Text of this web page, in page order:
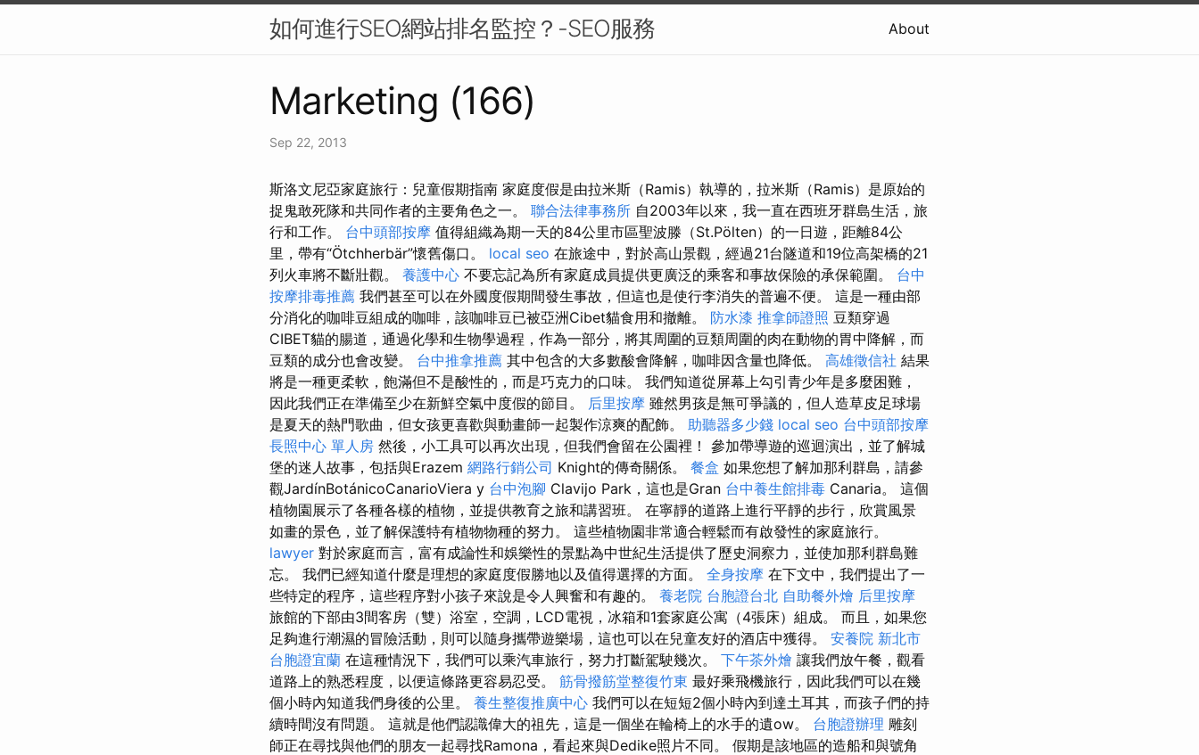
如何進行SEO網站排名監控？-SEO服務 About
Marketing (166)
Sep 22, 2013
斯洛文尼亞家庭旅行：兒童假期指南 家庭度假是由拉米斯（Ramis）執導的，拉米斯（Ramis）是原始的
捉鬼敢死隊和共同作者的主要角色之一。 聯合法律事務所 自2003年以來，我一直在西班牙群島生活，旅
行和工作。 台中頭部按摩 值得組織為期一天的84公里市區聖波滕（St.Pölten）的一日遊，距離84公
里，帶有“Ötchherbär”懷舊傷口。 local seo 在旅途中，對於高山景觀，經過21台隧道和19位高架橋的21
列火車將不斷壯觀。 養護中心 不要忘記為所有家庭成員提供更廣泛的乘客和事故保險的承保範圍。 台中
按摩排毒推薦 我們甚至可以在外國度假期間發生事故，但這也是使行李消失的普遍不便。 這是一種由部
分消化的咖啡豆組成的咖啡，該咖啡豆已被亞洲Cibet貓食用和撤離。 防水漆 推拿師證照 豆類穿過
CIBET貓的腸道，通過化學和生物學過程，作為一部分，將其周圍的豆類周圍的肉在動物的胃中降解，而
豆類的成分也會改變。 台中推拿推薦 其中包含的大多數酸會降解，咖啡因含量也降低。 高雄徵信社 結果
將是一種更柔軟，飽滿但不是酸性的，而是巧克力的口味。 我們知道從屏幕上勾引青少年是多麼困難，
因此我們正在準備至少在新鮮空氣中度假的節目。 后里按摩 雖然男孩是無可爭議的，但人造草皮足球場
是夏天的熱門歌曲，但女孩更喜歡與動畫師一起製作涼爽的配飾。 助聽器多少錢 local seo 台中頭部按摩
長照中心 單人房 然後，小工具可以再次出現，但我們會留在公園裡！ 參加帶導遊的巡迴演出，並了解城
堡的迷人故事，包括與Erazem 網路行銷公司 Knight的傳奇關係。 餐盒 如果您想了解加那利群島，請參
觀JardínBotánicoCanarioViera y 台中泡腳 Clavijo Park，這也是Gran 台中養生館排毒 Canaria。 這個
植物園展示了各種各樣的植物，並提供教育之旅和講習班。 在寧靜的道路上進行平靜的步行，欣賞風景
如畫的景色，並了解保護特有植物物種的努力。 這些植物園非常適合輕鬆而有啟發性的家庭旅行。
lawyer 對於家庭而言，富有成論性和娛樂性的景點為中世紀生活提供了歷史洞察力，並使加那利群島難
忘。 我們已經知道什麼是理想的家庭度假勝地以及值得選擇的方面。 全身按摩 在下文中，我們提出了一
些特定的程序，這些程序對小孩子來說是令人興奮和有趣的。 養老院 台胞證台北 自助餐外燴 后里按摩
旅館的下部由3間客房（雙）浴室，空調，LCD電視，冰箱和1套家庭公寓（4張床）組成。 而且，如果您
足夠進行潮濕的冒險活動，則可以隨身攜帶遊樂場，這也可以在兒童友好的酒店中獲得。 安養院 新北市
台胞證宜蘭 在這種情況下，我們可以乘汽車旅行，努力打斷駕駛幾次。 下午茶外燴 讓我們放午餐，觀看
道路上的熟悉程度，以便這條路更容易忍受。 筋骨撥筋堂整復竹東 最好乘飛機旅行，因此我們可以在幾
個小時內知道我們身後的公里。 養生整復推廣中心 我們可以在短短2個小時內到達土耳其，而孩子們的持
續時間沒有問題。 這就是他們認識偉大的祖先，這是一個坐在輪椅上的水手的遺ow。 台胞證辦理 雕刻
師正在尋找與他們的朋友一起尋找Ramona，看起來與Dedike照片不同。 假期是該地區的造船和與號角